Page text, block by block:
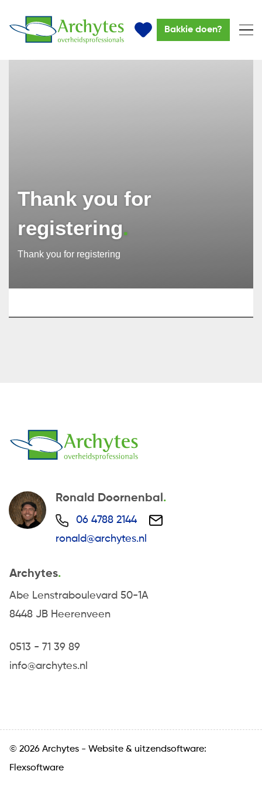
Bakkie doen?
Thank you for
registering
Thank you for registering
Ronald Doornenbal
06 4788 2144
ronald@archytes.nl
Archytes
Abe Lenstraboulevard 50-1A
8448 JB Heerenveen
0513 - 71 39 89
info@archytes.nl
© 2026 Archytes - Website & uitzendsoftware:
Flexsoftware